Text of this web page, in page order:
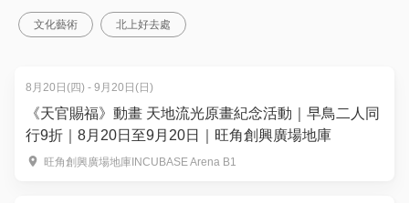
文化藝術 北上好去處
8月20日(四) - 9月20日(日)
《天官賜福》動畫 天地流光原畫紀念活動｜早鳥二人同
行9折｜8月20日至9月20日｜旺角創興廣場地庫
旺角創興廣場地庫INCUBASE Arena B1